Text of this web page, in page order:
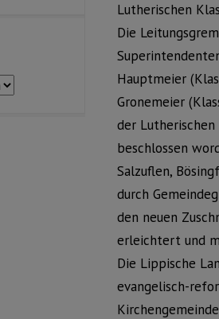
Lutherischen
Die
Hauptmeier
Gronemeier
der Lutherischen
beschlossen
Salzuflen,
durch
den neuen
erleichtert und
Die Lippische
evangelisch-